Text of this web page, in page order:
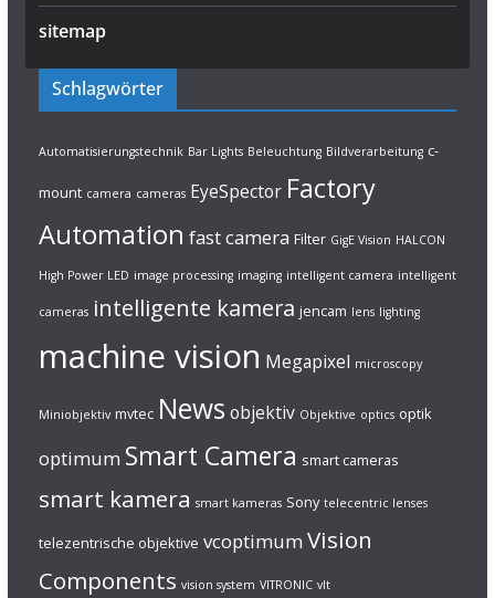
sitemap
Schlagwörter
Automatisierungstechnik Bar Lights Beleuchtung Bildverarbeitung c-
mount camera cameras EyeSpector Factory
Automation fast camera Filter GigE Vision HALCON
High Power LED image processing imaging intelligent camera intelligent
cameras intelligente kamera jencam lens lighting
machine vision Megapixel microscopy
Miniobjektiv mvtec News objektiv Objektive optics optik
optimum Smart Camera smart cameras
smart kamera smart kameras Sony telecentric lenses
telezentrische objektive vcoptimum Vision
Components vision system VITRONIC vlt